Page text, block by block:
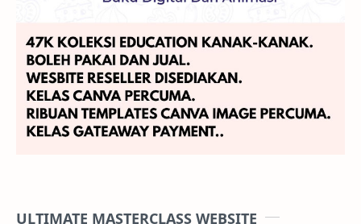
ULTIMATE MASTERCLASS WEBSITE